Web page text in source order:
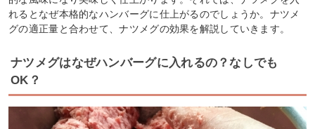
れるとなぜ本格的なハンバーグに仕上がるのでしょうか。ナツメ
グの適正量と合わせて、ナツメグの効果を解説していきます。
ナツメグはなぜハンバーグに入れるの？なしでも
OK？